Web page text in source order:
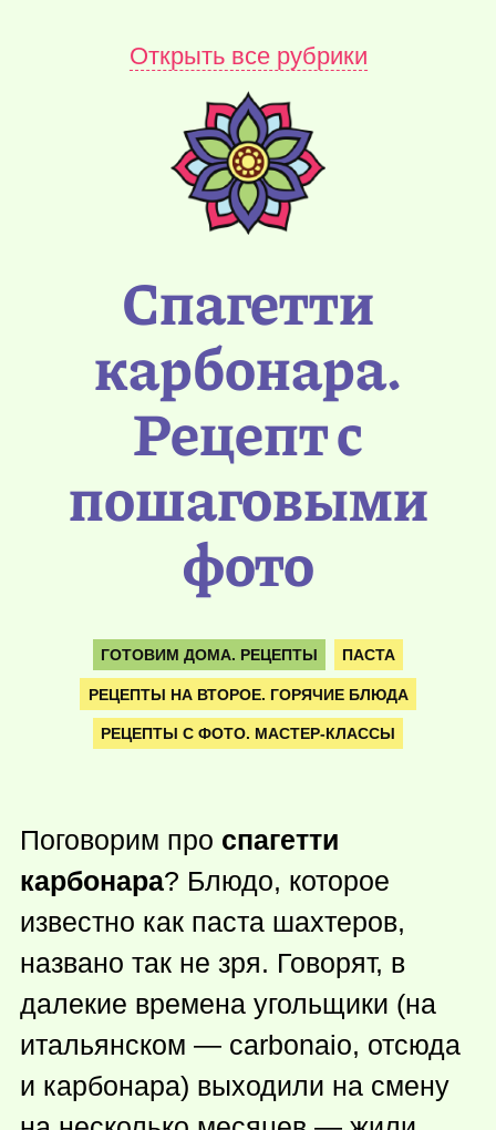
Открыть все рубрики
Спагетти
карбонара.
Рецепт с
пошаговыми
фото
ГОТОВИМ ДОМА. РЕЦЕПТЫ ПАСТА
РЕЦЕПТЫ НА ВТОРОЕ. ГОРЯЧИЕ БЛЮДА
РЕЦЕПТЫ С ФОТО. МАСТЕР-КЛАССЫ
Поговорим про спагетти
карбонара? Блюдо, которое
известно как паста шахтеров,
названо так не зря. Говорят, в
далекие времена угольщики (на
итальянском — carbonaio, отсюда
и карбонара) выходили на смену